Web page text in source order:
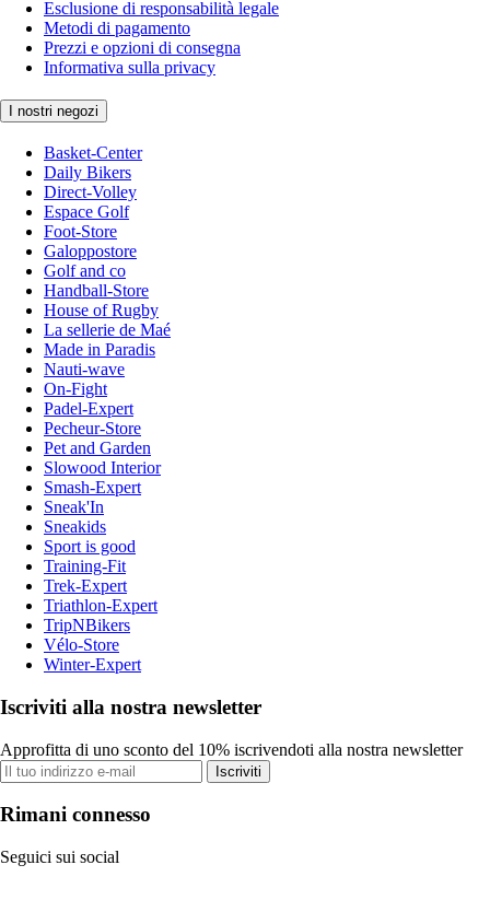
Esclusione di responsabilità legale
Metodi di pagamento
Prezzi e opzioni di consegna
Informativa sulla privacy
I nostri negozi
Basket-Center
Daily Bikers
Direct-Volley
Espace Golf
Foot-Store
Galoppostore
Golf and co
Handball-Store
House of Rugby
La sellerie de Maé
Made in Paradis
Nauti-wave
On-Fight
Padel-Expert
Pecheur-Store
Pet and Garden
Slowood Interior
Smash-Expert
Sneak'In
Sneakids
Sport is good
Training-Fit
Trek-Expert
Triathlon-Expert
TripNBikers
Vélo-Store
Winter-Expert
Iscriviti alla nostra newsletter
Approfitta di uno sconto del 10% iscrivendoti alla nostra newsletter
Iscriviti
Rimani connesso
Seguici sui social